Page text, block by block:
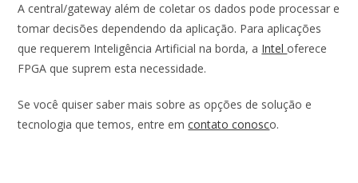
A central/gateway além de coletar os dados pode processar e
tomar decisões dependendo da aplicação. Para aplicações
que requerem Inteligência Artificial na borda, a Inteloferece
FPGA que suprem esta necessidade.
Se você quiser saber mais sobre as opções de solução e
tecnologia que temos, entre emcontato conosco.